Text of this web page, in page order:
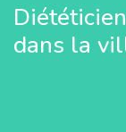
dans la